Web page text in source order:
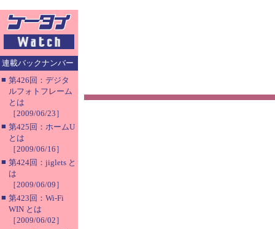
連載バックナンバー
■ 第426回：デジタ
ルフォトフレーム
とは
［2009/06/23］
■ 第425回：ホームU
とは
［2009/06/16］
■ 第424回：jiglets と
は
［2009/06/09］
■ 第423回：Wi-Fi
WIN とは
［2009/06/02］